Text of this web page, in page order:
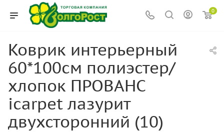
0
Коврик интерьерный
60*100см полиэстер/
хлопок ПРОВАНС
icarpet лазурит
двухсторонний (10)